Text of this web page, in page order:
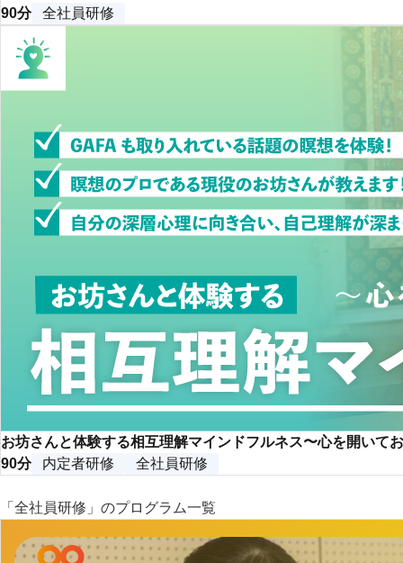
90分
全社員研修
お坊さんと体験する相互理解マインドフルネス〜心を開いて
90分
内定者研修 全社員研修
「全社員研修」のプログラム一覧